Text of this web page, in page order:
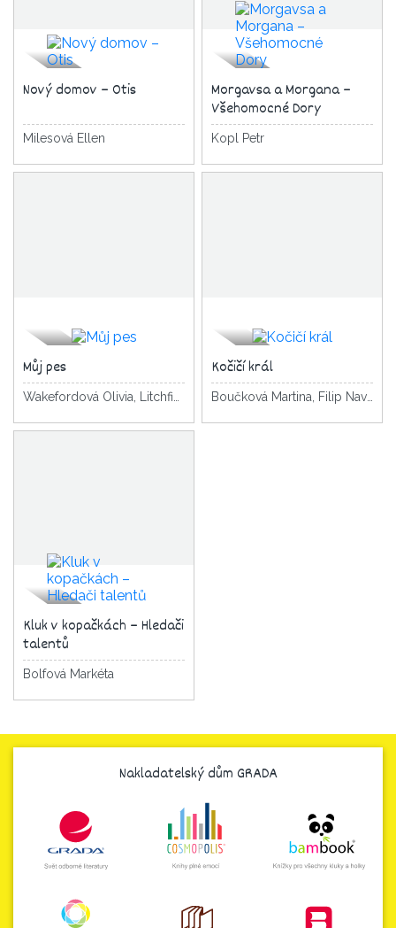
Nový domov – Otis
Milesová Ellen
Morgavsa a Morgana –
Všehomocné Dory
Kopl Petr
Můj pes Kočičí král
Kluk v kopačkách – Hledači
talentů
Bolfová Markéta
Nakladatelský dům GRADA